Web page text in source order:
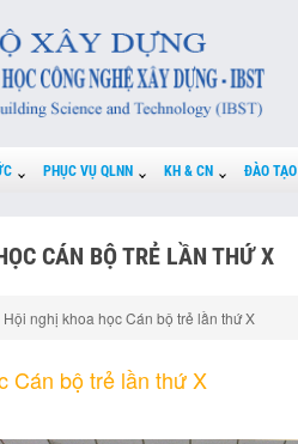
PHỤC VỤ QLNN KH & CN ĐÀO TẠO
CÁN BỘ TRẺ LẦN THỨ X
Hội nghị khoa học Cán bộ trẻ lần thứ X
Cán bộ trẻ lần thứ X